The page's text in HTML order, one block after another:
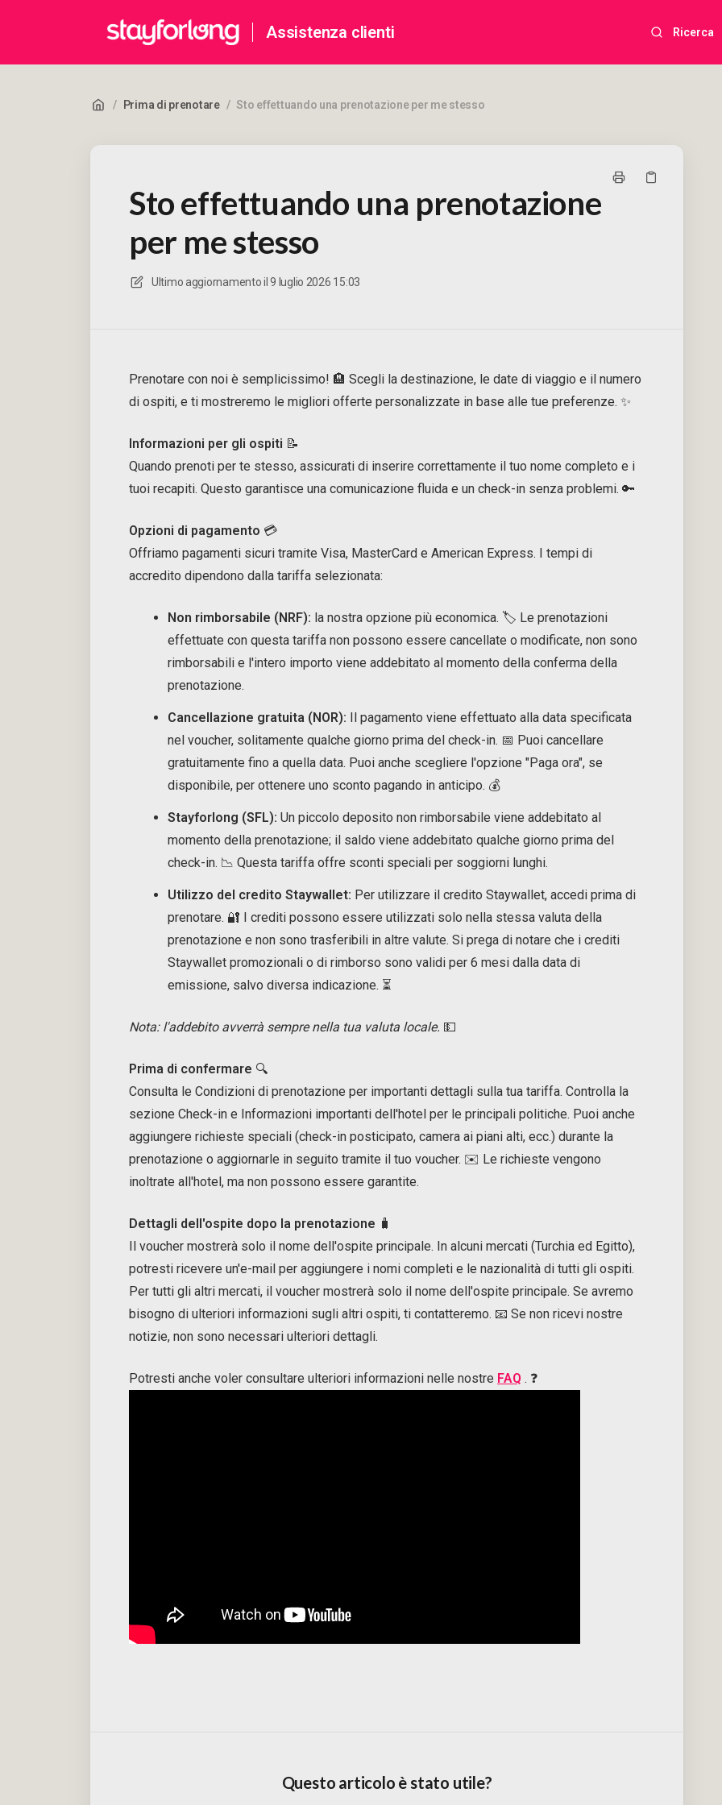
Assistenza clienti Ricerca
/ Prima di prenotare / Sto effettuando una prenotazione per me stesso
Sto effettuando una prenotazione
per me stesso
Ultimo aggiornamento il 9 luglio 2026 15:03
Prenotare con noi è semplicissimo! 🏨 Scegli la destinazione, le date di viaggio e il numero
di ospiti, e ti mostreremo le migliori offerte personalizzate in base alle tue preferenze. ✨
Informazioni per gli ospiti 📝
Quando prenoti per te stesso, assicurati di inserire correttamente il tuo nome completo e i
tuoi recapiti. Questo garantisce una comunicazione fluida e un check-in senza problemi. 🔑
Opzioni di pagamento 💳
Offriamo pagamenti sicuri tramite Visa, MasterCard e American Express. I tempi di
accredito dipendono dalla tariffa selezionata:
Non rimborsabile (NRF): la nostra opzione più economica. 🏷️ Le prenotazioni
effettuate con questa tariffa non possono essere cancellate o modificate, non sono
rimborsabili e l'intero importo viene addebitato al momento della conferma della
prenotazione.
Cancellazione gratuita (NOR): Il pagamento viene effettuato alla data specificata
nel voucher, solitamente qualche giorno prima del check-in. 📅 Puoi cancellare
gratuitamente fino a quella data. Puoi anche scegliere l'opzione "Paga ora", se
disponibile, per ottenere uno sconto pagando in anticipo. 💰
Stayforlong (SFL): Un piccolo deposito non rimborsabile viene addebitato al
momento della prenotazione; il saldo viene addebitato qualche giorno prima del
check-in. 📉 Questa tariffa offre sconti speciali per soggiorni lunghi.
Utilizzo del credito Staywallet: Per utilizzare il credito Staywallet, accedi prima di
prenotare. 🔐 I crediti possono essere utilizzati solo nella stessa valuta della
prenotazione e non sono trasferibili in altre valute. Si prega di notare che i crediti
Staywallet promozionali o di rimborso sono validi per 6 mesi dalla data di
emissione, salvo diversa indicazione. ⏳
Nota: l'addebito avverrà sempre nella tua valuta locale. 💵
Prima di confermare 🔍
Consulta le Condizioni di prenotazione per importanti dettagli sulla tua tariffa. Controlla la
sezione Check-in e Informazioni importanti dell'hotel per le principali politiche. Puoi anche
aggiungere richieste speciali (check-in posticipato, camera ai piani alti, ecc.) durante la
prenotazione o aggiornarle in seguito tramite il tuo voucher. ✉️ Le richieste vengono
inoltrate all'hotel, ma non possono essere garantite.
Dettagli dell'ospite dopo la prenotazione 🧳
Il voucher mostrerà solo il nome dell'ospite principale. In alcuni mercati (Turchia ed Egitto),
potresti ricevere un'e-mail per aggiungere i nomi completi e le nazionalità di tutti gli ospiti.
Per tutti gli altri mercati, il voucher mostrerà solo il nome dell'ospite principale. Se avremo
bisogno di ulteriori informazioni sugli altri ospiti, ti contatteremo. 📧 Se non ricevi nostre
notizie, non sono necessari ulteriori dettagli.
Potresti anche voler consultare ulteriori informazioni nelle nostre FAQ . ❓
Questo articolo è stato utile?